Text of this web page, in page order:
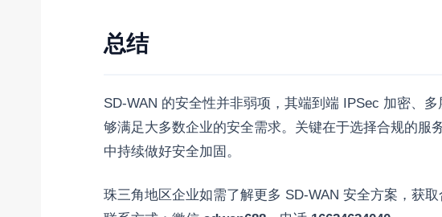
总结
SD-WAN 的安全性并非弱项，其端到端 IPSec 加密、
够满足大多数企业的安全需求。关键在于选择合规的服
中持续做好安全加固。
珠三角地区企业如需了解更多 SD-WAN 安全方案，获